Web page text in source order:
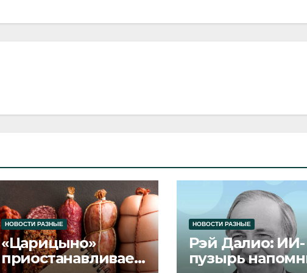
НОВОСТИ РАЗНЫЕ
«Царицыно»
приостанавливает
НОВОСТИ РАЗНЫЕ
Рэй Далио: ИИ-
пузырь